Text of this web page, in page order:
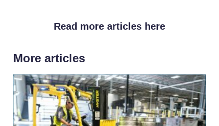
Read more articles here
More articles